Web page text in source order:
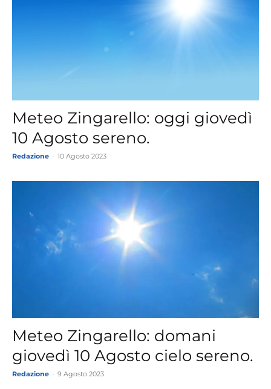
Meteo Zingarello: oggi giovedì
10 Agosto sereno.
Redazione 10 Agosto 2023
Meteo Zingarello: domani
giovedì 10 Agosto cielo sereno.
Redazione 9 Agosto 2023